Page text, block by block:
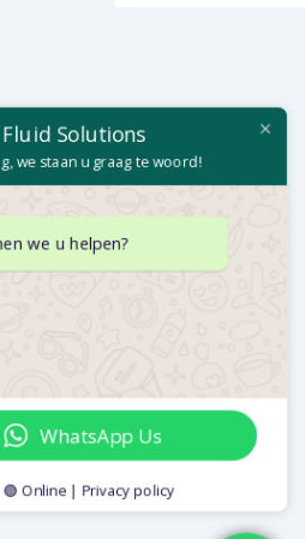
Solutions
we staan u graag te woord!
we u helpen?
WhatsApp Us
🟢 Online | Privacy policy